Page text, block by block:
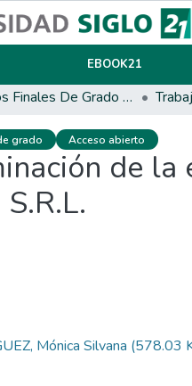
EBOOK21
Trabajos Finales De Grado Y Posgrado
grado Acceso abierto
de la
Mónica Silvana (578.03